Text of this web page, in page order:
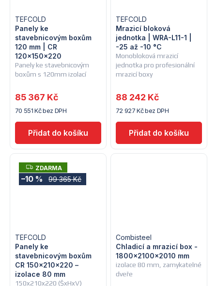
Panely ke stavebnicovým
boxům s 120mm izolací
Panely ke
stavebnicovým boxům
120 mm | CR
120x150x220
TEFCOLD
70 551 Kč bez DPH
85 367 Kč
Monobloková mrazicí
jednotka pro profesionální
mrazicí boxy
Mrazicí bloková
jednotka | WRA-L11-1 |
-25 až -10 °C
TEFCOLD
72 927 Kč bez DPH
88 242 Kč
Z
D
A
R
ZDARMA
99 365 Kč
–10 %
150x210x220 (ŠxHxV)
Panely ke
stavebnicovým boxům
CR 150x210x220 –
izolace 80 mm
TEFCOLD
izolace 80 mm, zamykatelné
dveře
Chladicí a mrazicí box -
1800x2100x2010 mm
Combisteel